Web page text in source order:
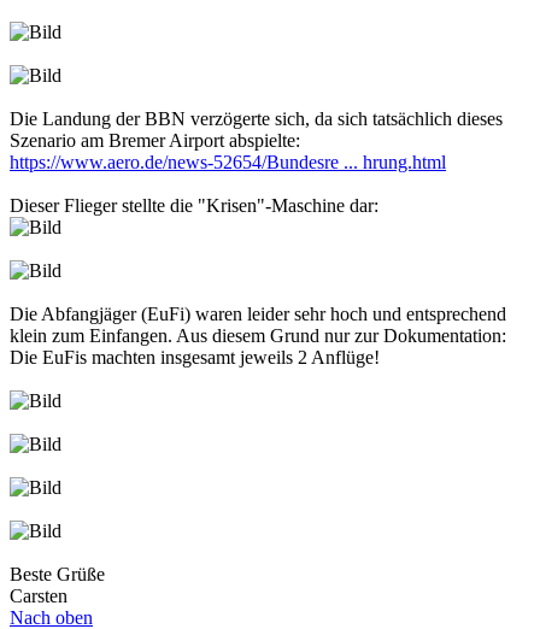
Die Landung der BBN verzögerte sich, da sich tatsächlich dieses
Szenario am Bremer Airport abspielte:
https://www.aero.de/news-52654/Bundesre ... hrung.html
Dieser Flieger stellte die "Krisen"-Maschine dar:
Die Abfangjäger (EuFi) waren leider sehr hoch und entsprechend
klein zum Einfangen. Aus diesem Grund nur zur Dokumentation:
Die EuFis machten insgesamt jeweils 2 Anflüge!
Beste Grüße
Carsten
Nach oben